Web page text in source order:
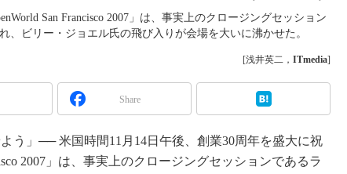
San Francisco 2007」は、事実上のクロージングセッション
、ビリー・ジョエル氏の飛び入りが会場を大いに沸かせた。
[浅井英二， ITmedia]
Share
う」── 米国時間11月14日午後、創業30周年を盛大に祝
2007」は、事実上のクロージングセッションであるラ